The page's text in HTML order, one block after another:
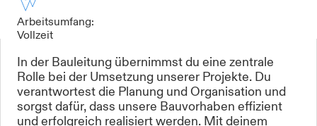
Arbeitsumfang:
Vollzeit
In der Bauleitung übernimmst du eine zentrale
Rolle bei der Umsetzung unserer Projekte. Du
verantwortest die Planung und Organisation und
sorgst dafür, dass unsere Bauvorhaben effizient
und erfolgreich realisiert werden. Mit deinem